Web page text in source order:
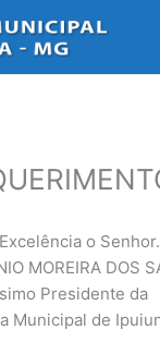
o Senhor.
MOREIRA DOS
Presidente da
Municipal de